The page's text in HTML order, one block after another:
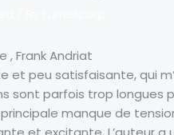
, Frank Andriat
et peu satisfaisante, qui
sont parfois trop longues
principale manque de